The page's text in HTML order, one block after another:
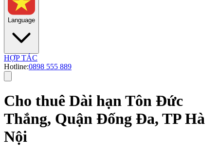
Language
HỢP TÁC
Hotline:0898 555 889
Cho thuê Dài hạn Tôn Đức
Thắng, Quận Đống Đa, TP Hà
Nội